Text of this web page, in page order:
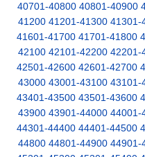
40701-40800 40801-40900
41200 41201-41300 41301-
41601-41700 41701-41800
42100 42101-42200 42201-
42501-42600 42601-42700
43000 43001-43100 43101-
43401-43500 43501-43600
43900 43901-44000 44001-
44301-44400 44401-44500
44800 44801-44900 44901-